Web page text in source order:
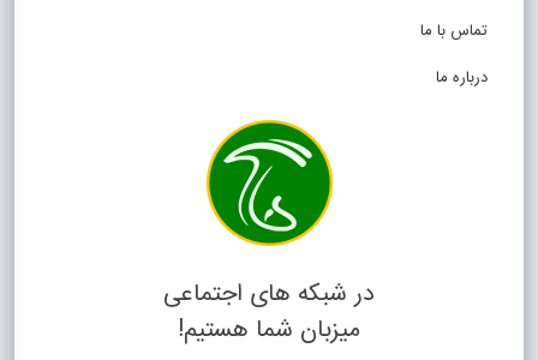
تماس با ما
درباره ما
در شبکه های اجتماعی
میزبان شما هستیم!